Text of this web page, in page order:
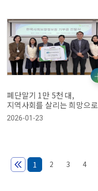
폐단말기 1만 5천 대,
지역사회를 살리는 희망으로
돌아오다
2026-01-23
1 2 3 4